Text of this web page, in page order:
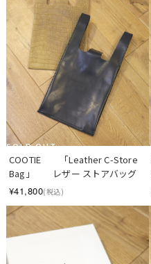
SOLD OUT
COOTIE　　「Leather C-Store
Bag」　　レザー ストアバッグ
¥41,800(税込)